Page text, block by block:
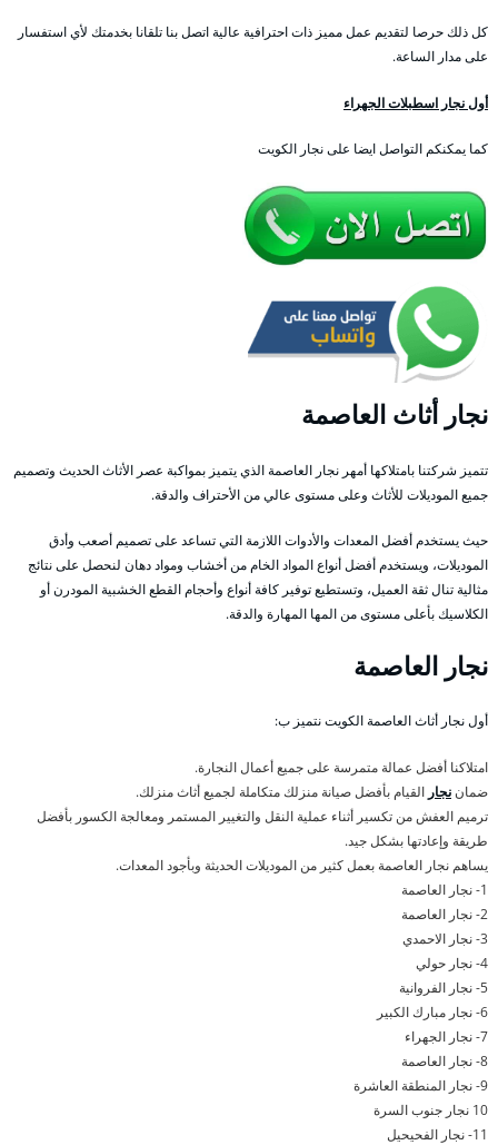
كل ذلك حرصا لتقديم عمل مميز ذات احترافية عالية اتصل بنا تلقانا بخدمتك لأي استفسار
على مدار الساعة.
أول نجار اسطبلات الجهراء
كما يمكنكم التواصل ايضا على نجار الكويت
نجار أثاث العاصمة
تتميز شركتنا بامتلاكها أمهر نجار العاصمة الذي يتميز بمواكبة عصر الأثاث الحديث وتصميم
جميع الموديلات للأثاث وعلى مستوى عالي من الأحتراف والدقة.
حيث يستخدم أفضل المعدات والأدوات اللازمة التي تساعد على تصميم أصعب وأدق
الموديلات، ويستخدم أفضل أنواع المواد الخام من أخشاب ومواد دهان لنحصل على نتائج
مثالية تنال ثقة العميل، وتستطيع توفير كافة أنواع وأحجام القطع الخشبية المودرن أو
الكلاسيك بأعلى مستوى من المها المهارة والدقة.
نجار العاصمة
أول نجار أثاث العاصمة الكويت نتميز ب:
امتلاكنا أفضل عمالة متمرسة على جميع أعمال النجارة.
ضمان نجار القيام بأفضل صيانة منزلك متكاملة لجميع أثاث منزلك.
ترميم العفش من تكسير أثناء عملية النقل والتغيير المستمر ومعالجة الكسور بأفضل
طريقة وإعادتها بشكل جيد.
يساهم نجار العاصمة بعمل كثير من الموديلات الحديثة وبأجود المعدات.
1- نجار العاصمة
2- نجار العاصمة
3- نجار الاحمدي
4- نجار حولي
5- نجار الفروانية
6- نجار مبارك الكبير
7- نجار الجهراء
8- نجار العاصمة
9- نجار المنطقة العاشرة
10 نجار جنوب السرة
11- نجار الفحيحيل